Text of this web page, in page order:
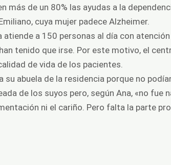
de un 80% las ayudas a la
cuya mujer padece Alzheimer.
atiende a 150 personas al día con
tenido que irse. Por este motivo, el
de vida de los pacientes.
abuela de la residencia porque no
de los suyos pero, según Ana, «no fue
ni el cariño. Pero falta la parte